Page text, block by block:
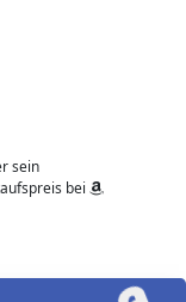
sein
bei